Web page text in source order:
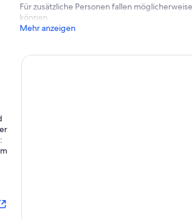
Für zusätzliche Personen fallen
können.
Mehr anzeigen